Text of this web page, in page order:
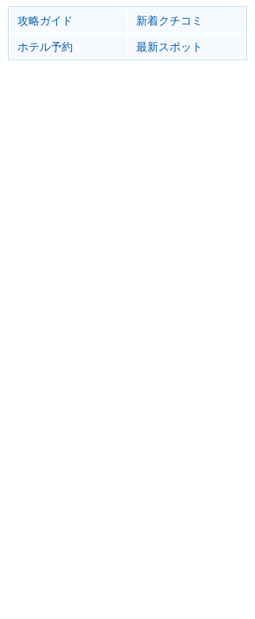
攻略ガイド
新着クチコミ
ホテル予約
最新スポット